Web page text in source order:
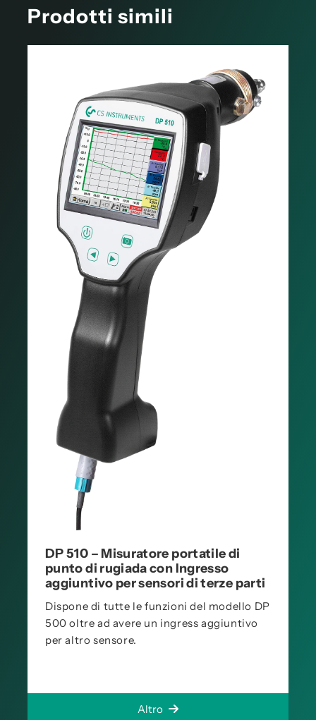
Prodotti simili
DP 510 – Misuratore portatile di
punto di rugiada con Ingresso
aggiuntivo per sensori di terze parti
Dispone di tutte le funzioni del modello DP
500 oltre ad avere un ingress aggiuntivo
per altro sensore.
Altro